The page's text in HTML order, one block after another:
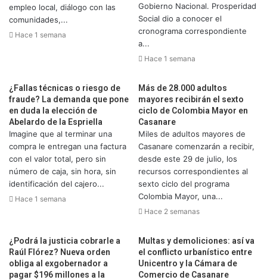
empleo local, diálogo con las
comunidades,...
Hace 1 semana
Gobierno Nacional. Prosperidad
Social dio a conocer el
cronograma correspondiente
a...
Hace 1 semana
¿Fallas técnicas o riesgo de
fraude? La demanda que pone
en duda la elección de
Abelardo de la Espriella
Imagine que al terminar una
compra le entregan una factura
con el valor total, pero sin
número de caja, sin hora, sin
identificación del cajero...
Hace 1 semana
Más de 28.000 adultos
mayores recibirán el sexto
ciclo de Colombia Mayor en
Casanare
Miles de adultos mayores de
Casanare comenzarán a recibir,
desde este 29 de julio, los
recursos correspondientes al
sexto ciclo del programa
Colombia Mayor, una...
Hace 2 semanas
¿Podrá la justicia cobrarle a
Raúl Flórez? Nueva orden
obliga al exgobernador a
pagar $196 millones a la
Multas y demoliciones: así va
el conflicto urbanístico entre
Unicentro y la Cámara de
Comercio de Casanare